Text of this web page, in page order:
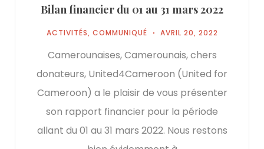
Bilan financier du 01 au 31 mars 2022
ACTIVITÉS, COMMUNIQUÉ AVRIL 20, 2022
Camerounaises, Camerounais, chers
donateurs, United4Cameroon (United for
Cameroon) a le plaisir de vous présenter
son rapport financier pour la période
allant du 01 au 31 mars 2022. Nous restons